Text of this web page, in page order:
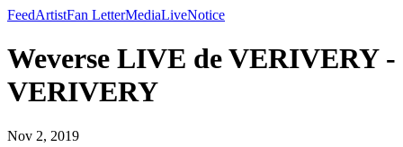
FeedArtistFan LetterMediaLiveNotice
Weverse LIVE de VERIVERY -
VERIVERY
Nov 2, 2019